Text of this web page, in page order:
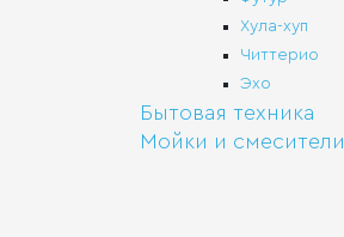
Хула-хуп
Читтерио
Эхо
Бытовая техника
Мойки и смесители